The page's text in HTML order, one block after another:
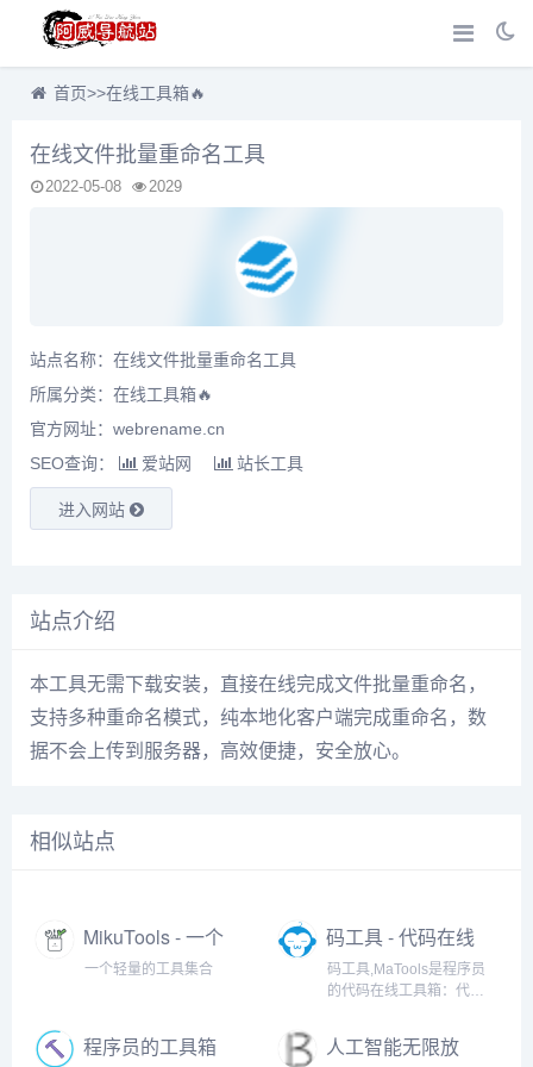
首页>>在线工具箱🔥
在线文件批量重命名工具
2022-05-08 2029
站点名称：在线文件批量重命名工具
所属分类： 在线工具箱🔥
官方网址：webrename.cn
SEO查询：
爱站网 站长工具
进入网站
站点介绍
本工具无需下载安装，直接在线完成文件批量重命名，
支持多种重命名模式，纯本地化客户端完成重命名，数
据不会上传到服务器，高效便捷，安全放心。
相似站点
MikuTools - 一个
轻量的工具集合
一个轻量的工具集合
码工具 - 代码在线
工具箱
码工具,MaTools是程序员
的代码在线工具箱：代码
密解密、时间戳、二维
码、在线API、Crontab、
程序员的工具箱
人工智能无限放